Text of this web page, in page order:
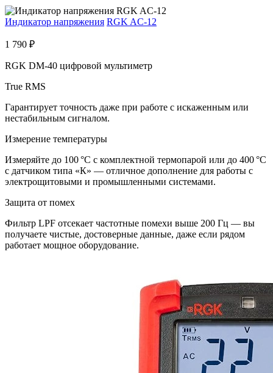
Индикатор напряжения RGK AC-12
1 790 ₽
RGK DM-40 цифровой мультиметр
True RMS
Гарантирует точность даже при работе с искаженным или
нестабильным сигналом.
Измерение температуры
Измеряйте до 100 °C с комплектной термопарой или до 400 °C
с датчиком типа «К» — отличное дополнение для работы с
электрощитовыми и промышленными системами.
Защита от помех
Фильтр LPF отсекает частотные помехи выше 200 Гц — вы
получаете чистые, достоверные данные, даже если рядом
работает мощное оборудование.